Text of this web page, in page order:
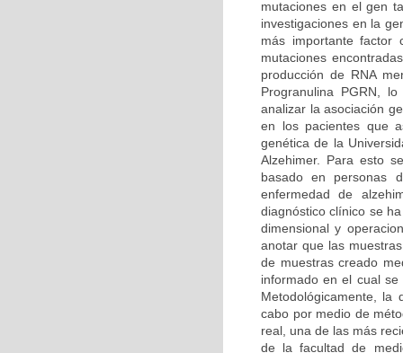
mutaciones en el gen
investigaciones en la
más importante factor
mutaciones
producción de RNA
Progranulina PGRN,
analizar la asociación
en los pacientes que
genética de la
Alzehimer. Para esto
basado en personas
enfermedad de
diagnóstico clínico se
dimensional y
anotar que las
de muestras creado
informado en el cual
Metodológicamente, la
cabo por medio de
real, una de las más
de la facultad de